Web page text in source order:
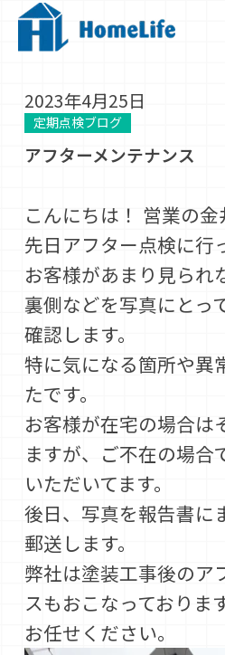
2023年4月25日
定期点検ブログ
アフターメンテナンス
こんにちは！ 営業の金
先日アフター点検に行
お客様があまり見られ
裏側などを写真にとっ
確認します。
特に気になる箇所や異
たです。
お客様が在宅の場合は
ますが、ご不在の場合
いただいてます。
後日、写真を報告書に
郵送します。
弊社は塗装工事後のア
スもおこなっておりま
お任せください。